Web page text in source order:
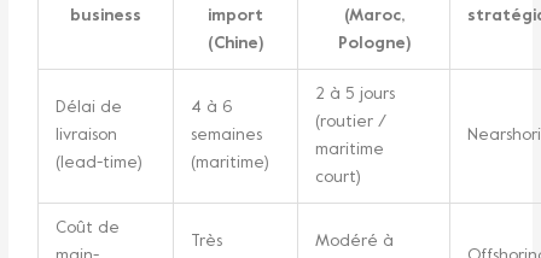
business
import
(Chine)
(Maroc,
Pologne)
Délai de
livraison
(lead-time)
4 à 6
semaines
(maritime)
2 à 5 jours
(routier /
maritime
court)
Coût de
Très
Modéré à